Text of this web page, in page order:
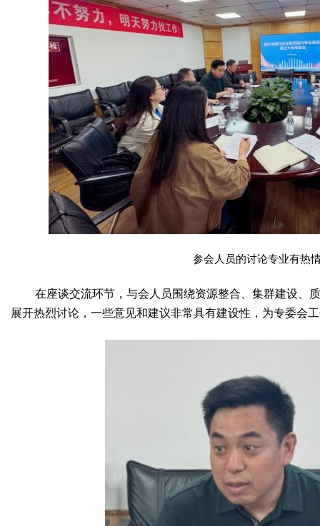
参会人员的讨论专业有热
在座谈交流环节，与会人员围绕资源整合、集群建设、
展开热烈讨论，一些意见和建议非常具有建设性，为专委会